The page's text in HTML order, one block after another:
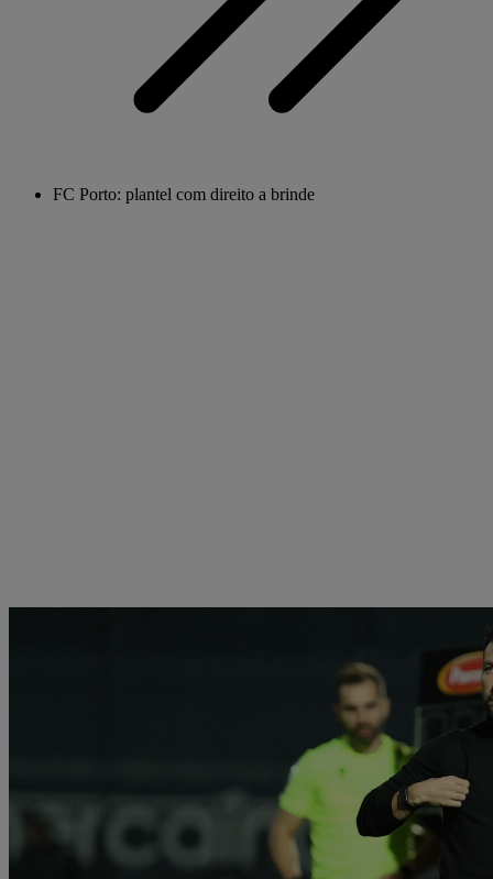
FC Porto: plantel com direito a brinde